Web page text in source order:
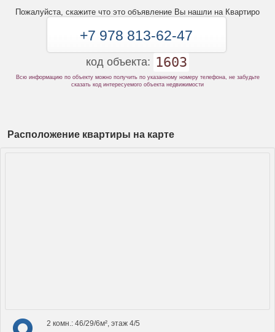
Пожалуйста, скажите что это объявление Вы нашли на Квартиро
+7 978 813-62-47
код объекта: 1603
Всю информацию по объекту можно получить по указанному номеру телефона, не забудьте
сказать код интересуемого объекта недвижимости
Расположение квартиры на карте
2 комн.: 46/29/6м², этаж 4/5